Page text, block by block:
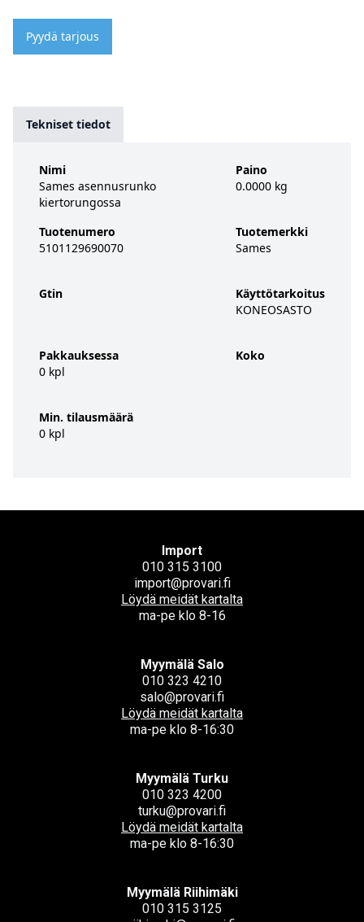
Pyydä tarjous
Tekniset tiedot
Nimi
Sames asennusrunko
kiertorungossa
Tuotenumero
5101129690070
Gtin
Pakkauksessa
0 kpl
Min. tilausmäärä
0 kpl
Paino
0.0000 kg
Tuotemerkki
Sames
Käyttötarkoitus
KONEOSASTO
Koko
Import
010 315 3100
import@provari.fi
Löydä meidät kartalta
ma-pe klo 8-16
Myymälä Salo
010 323 4210
salo@provari.fi
Löydä meidät kartalta
ma-pe klo 8-16:30
Myymälä Turku
010 323 4200
turku@provari.fi
Löydä meidät kartalta
ma-pe klo 8-16:30
Myymälä Riihimäki
010 315 3125